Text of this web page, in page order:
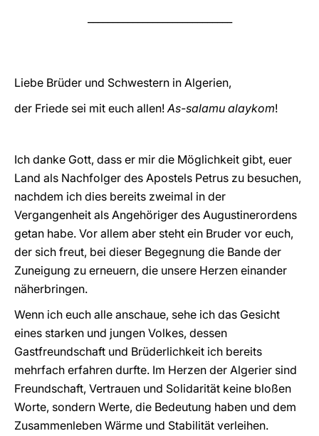
Liebe Brüder und Schwestern in Algerien,
der Friede sei mit euch allen!As-salamu alaykom!
Ich danke Gott, dass er mir die Möglichkeit gibt, euer
Land als Nachfolger des Apostels Petrus zu besuchen,
nachdem ich dies bereits zweimal in der
Vergangenheit als Angehöriger des Augustinerordens
getan habe. Vor allem aber steht ein Bruder vor euch,
der sich freut, bei dieser Begegnung die Bande der
Zuneigung zu erneuern, die unsere Herzen einander
näherbringen.
Wenn ich euch alle anschaue, sehe ich das Gesicht
eines starken und jungen Volkes, dessen
Gastfreundschaft und Brüderlichkeit ich bereits
mehrfach erfahren durfte. Im Herzen der Algerier sind
Freundschaft, Vertrauen und Solidarität keine bloßen
Worte, sondern Werte, die Bedeutung haben und dem
Zusammenleben Wärme und Stabilität verleihen.